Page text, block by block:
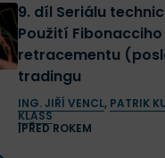
9. díl Seriálu
Použití Fibonacciho
retracementu
tradingu
ING. JIŘÍ VENCL, PATRIK
KLASS
|PŘED ROKEM